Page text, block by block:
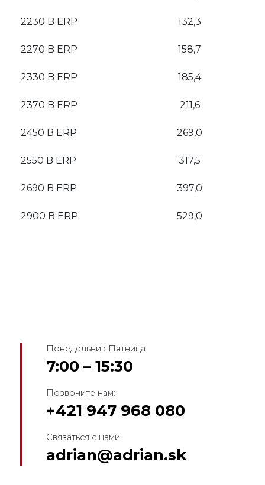
2230 B ERP 132,3
2270 B ERP 158,7
2330 B ERP 185,4
2370 B ERP 211,6
2450 B ERP 269,0
2550 B ERP 317,5
2690 B ERP 397,0
2900 B ERP 529,0
Понедельник Пятница:
7:00 – 15:30
Позвоните нам:
+421 947 968 080
Связаться с нами
adrian@adrian.sk